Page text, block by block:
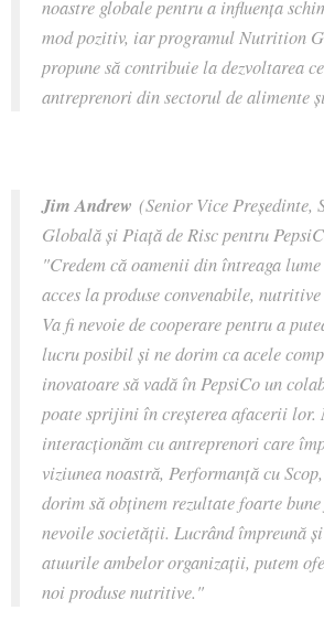
noastre globale pentru a influenţa
mod pozitiv, iar programul Nutrition
propune să contribuie la dezvoltarea
antreprenori din sectorul de alimente
Jim Andrew (Senior Vice Preşedinte,
Globală şi Piaţă de Risc pentru
"Credem că oamenii din întreaga
acces la produse convenabile,
Va fi nevoie de cooperare pentru a
lucru posibil și ne dorim ca acele
inovatoare să vadă în PepsiCo un
poate sprijini în creşterea afacerii lor.
interacţionăm cu antreprenori care
viziunea noastră, Performanţă cu
dorim să obținem rezultate foarte
nevoile societăţii. Lucrând împreună
atuurile ambelor organizații, putem
noi produse nutritive."